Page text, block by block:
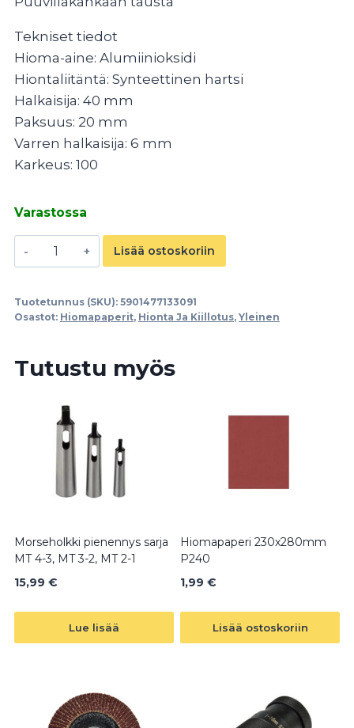
Tekniset tiedot
Hioma-aine: Alumiinioksidi
Hiontaliitäntä: Synteettinen hartsi
Halkaisija: 40 mm
Paksuus: 20 mm
Varren halkaisija: 6 mm
Karkeus: 100
Varastossa
Liuskalaikka
P100
määrä
Lisää ostoskoriin
Tuotetunnus (SKU): 5901477133091
Osastot: Hiomapaperit, Hionta Ja Kiillotus, Yleinen
Tutustu myös
Morseholkki pienennys sarja
MT 4-3, MT 3-2, MT 2-1
15,99 €
Lue lisää
Hiomapaperi 230x280mm
P240
1,99 €
Lisää ostoskoriin